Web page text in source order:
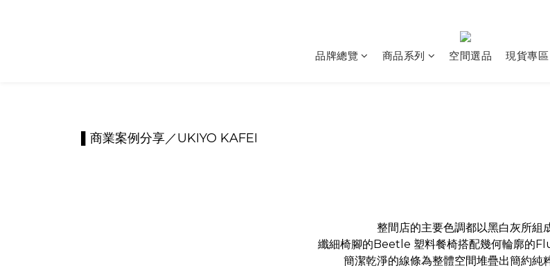
品牌總覽 商品系列 空間選品 現貨專區
▌商業案例分享／UKIYO KAFEI
整間店的主要色調都以黑白灰所組
纖細椅腳的Beetle 塑料餐椅搭配幾何輪廓的
簡潔乾淨的線條為整體空間堆疊出簡約純